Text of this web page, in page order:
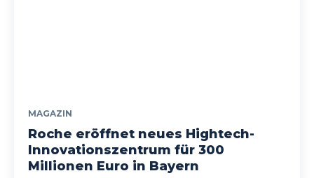
MAGAZIN
Roche eröffnet neues Hightech-
Innovationszentrum für 300
Millionen Euro in Bayern